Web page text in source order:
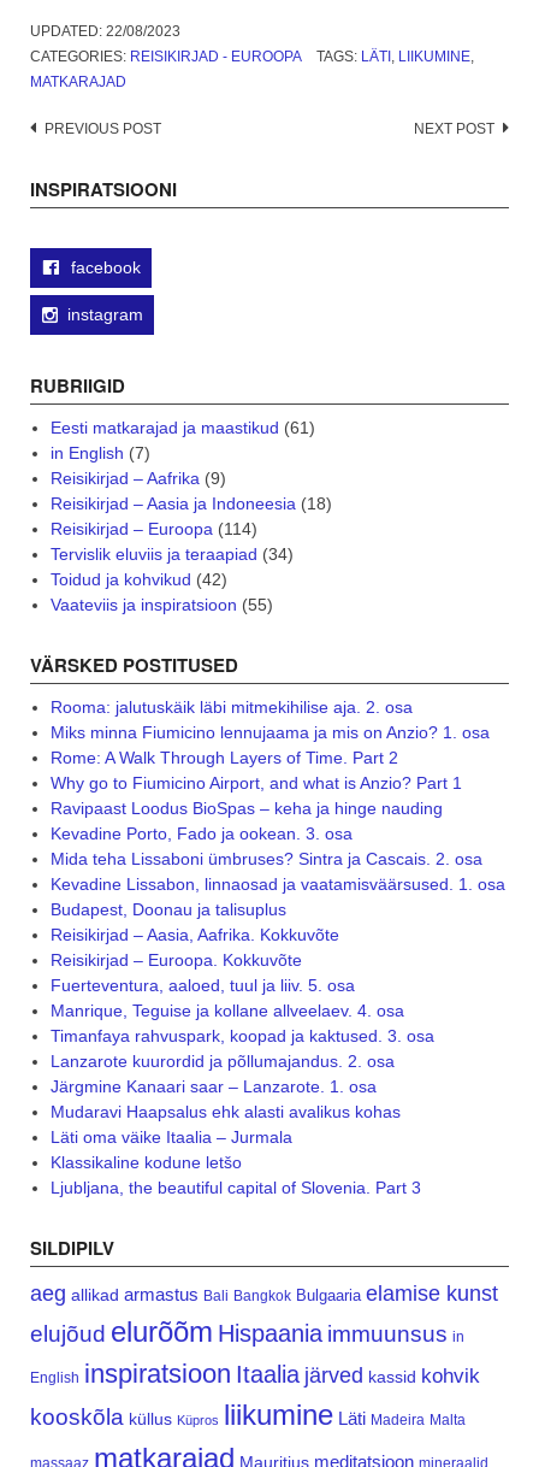
UPDATED: 22/08/2023
CATEGORIES: REISIKIRJAD - EUROOPA TAGS: LÄTI, LIIKUMINE,
MATKARAJAD
Post
PREVIOUS POST NEXT POST
INSPIRATSIOONI
facebook
instagram
RUBRIIGID
Eesti matkarajad ja maastikud (61)
in English (7)
Reisikirjad – Aafrika (9)
Reisikirjad – Aasia ja Indoneesia (18)
Reisikirjad – Euroopa (114)
Tervislik eluviis ja teraapiad (34)
Toidud ja kohvikud (42)
Vaateviis ja inspiratsioon (55)
VÄRSKED POSTITUSED
Rooma: jalutuskäik läbi mitmekihilise aja. 2. osa
Miks minna Fiumicino lennujaama ja mis on Anzio? 1. osa
Rome: A Walk Through Layers of Time. Part 2
Why go to Fiumicino Airport, and what is Anzio? Part 1
Ravipaast Loodus BioSpas – keha ja hinge nauding
Kevadine Porto, Fado ja ookean. 3. osa
Mida teha Lissaboni ümbruses? Sintra ja Cascais. 2. osa
Kevadine Lissabon, linnaosad ja vaatamisväärsused. 1. osa
Budapest, Doonau ja talisuplus
Reisikirjad – Aasia, Aafrika. Kokkuvõte
Reisikirjad – Euroopa. Kokkuvõte
Fuerteventura, aaloed, tuul ja liiv. 5. osa
Manrique, Teguise ja kollane allveelaev. 4. osa
Timanfaya rahvuspark, koopad ja kaktused. 3. osa
Lanzarote kuurordid ja põllumajandus. 2. osa
Järgmine Kanaari saar – Lanzarote. 1. osa
Mudaravi Haapsalus ehk alasti avalikus kohas
Läti oma väike Itaalia – Jurmala
Klassikaline kodune letšo
Ljubljana, the beautiful capital of Slovenia. Part 3
SILDIPILV
aeg allikad armastus Bali Bangkok Bulgaaria elamise kunst
elujõud elurõõm Hispaania immuunsus in
English inspiratsioon Itaalia järved kassid kohvik
kooskõla küllus Küpros liikumine Läti Madeira Malta
massaaz matkarajad Mauritius meditatsioon mineraalid